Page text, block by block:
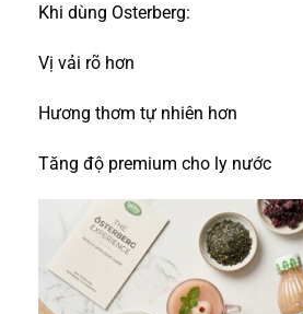
Khi dùng Osterberg:
Vị vải rõ hơn
Hương thơm tự nhiên hơn
Tăng độ premium cho ly nước